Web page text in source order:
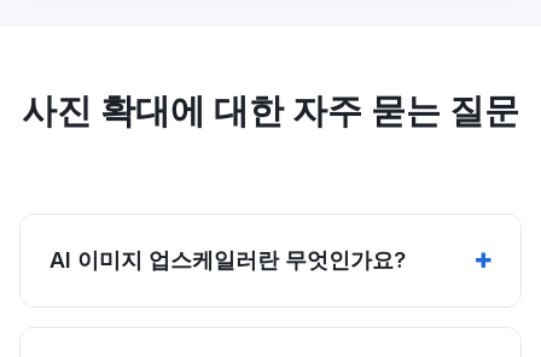
사진 확대에 대한 자주 묻는 질문
AI 이미지 업스케일러란 무엇인가요?